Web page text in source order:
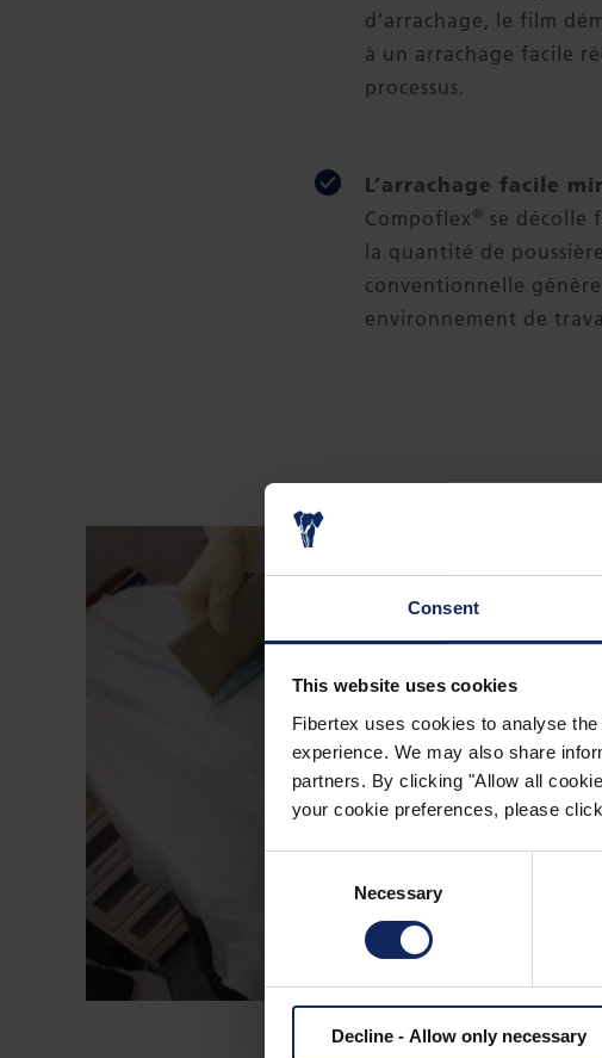
Consent
This website uses cookies
Fibertex uses cookies to analyse
experience. We may also share
partners. By clicking "Allow all
your cookie preferences, please
Necessary
Decline - Allow only necessary
d’arrachage, le film
à un arrachage facile
processus.
L’arrachage facile
Compoflex ® se décolle
la quantité de
conventionnelle
environnement de